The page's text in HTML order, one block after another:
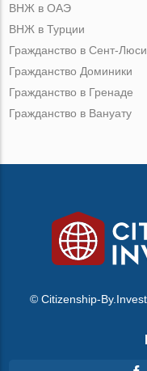
ВНЖ в ОАЭ
ВНЖ в Турции
Гражданство в Сент-
Гражданство Доминики
Гражданство в Гренаде
Гражданство в Вануату
© Citizenship-